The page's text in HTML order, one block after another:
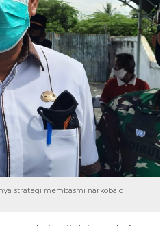
strategi membasmi narkoba di